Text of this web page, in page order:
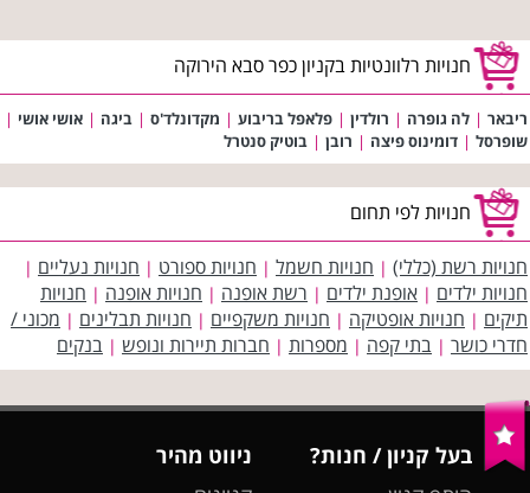
חנויות רלוונטיות בקניון כפר סבא הירוקה
ריבאר | לה גופרה | רולדין | פלאפל בריבוע | מקדונלד'ס | ביגה | אושי אושי |
שופרסל | דומינוס פיצה | רובן | בוטיק סנטרל
חנויות לפי תחום
חנויות רשת (כללי) | חנויות חשמל | חנויות ספורט | חנויות נעליים |
חנויות ילדים | אופנת ילדים | רשת אופנה | חנויות אופנה | חנויות
תיקים | חנויות אופטיקה | חנויות משקפיים | חנויות תבלינים | מכוני /
חדרי כושר | בתי קפה | מספרות | חברות תיירות ונופש | בנקים
בעל קניון / חנות?
ניווט מהיר